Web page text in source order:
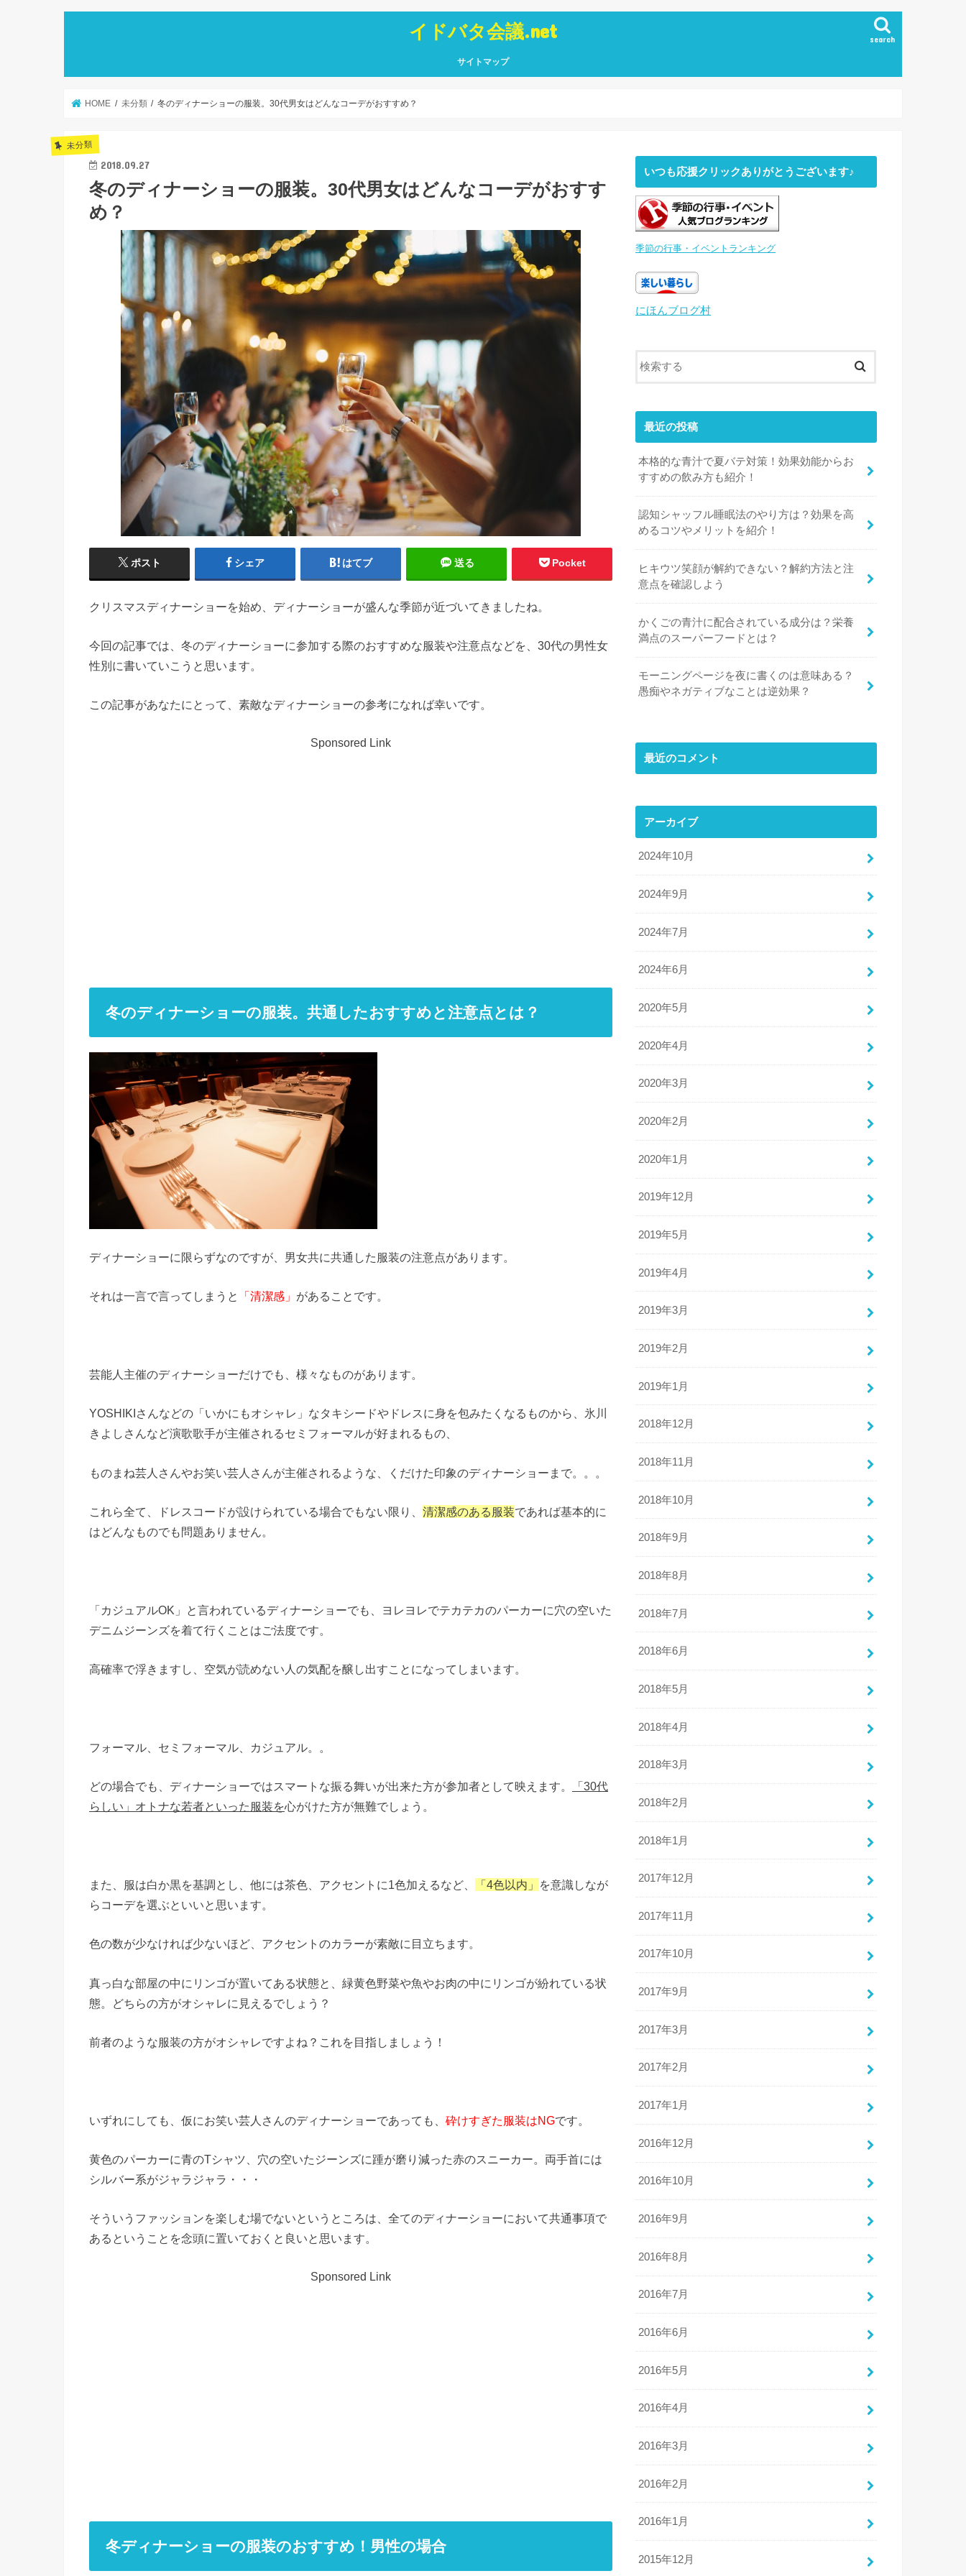
イドバタ会議.net search
サイトマップ
HOME 未分類 冬のディナーショーの服装。30代男女はどんなコーデがおすすめ？
未分類
2018.09.27
冬のディナーショーの服装。30代男女はどんなコーデがおすす
め？
ポスト シェア はてブ 送る Pocket
クリスマスディナーショーを始め、ディナーショーが盛んな季節が近づいてきましたね。
今回の記事では、冬のディナーショーに参加する際のおすすめな服装や注意点などを、30代の男性女
性別に書いていこうと思います。
この記事があなたにとって、素敵なディナーショーの参考になれば幸いです。
Sponsored Link
冬のディナーショーの服装。共通したおすすめと注意点とは？
ディナーショーに限らずなのですが、男女共に共通した服装の注意点があります。
それは一言で言ってしまうと 「清潔感」 があることです。
芸能人主催のディナーショーだけでも、様々なものがあります。
YOSHIKIさんなどの「いかにもオシャレ」なタキシードやドレスに身を包みたくなるものから、氷川
きよしさんなど演歌歌手が主催されるセミフォーマルが好まれるもの、
ものまね芸人さんやお笑い芸人さんが主催されるような、くだけた印象のディナーショーまで。。。
これら全て、ドレスコードが設けられている場合でもない限り、 清潔感のある服装であれば基本的に
はどんなものでも問題ありません。
「カジュアルOK」と言われているディナーショーでも、ヨレヨレでテカテカのパーカーに穴の空いた
デニムジーンズを着て行くことはご法度です。
高確率で浮きますし、空気が読めない人の気配を醸し出すことになってしまいます。
フォーマル、セミフォーマル、カジュアル。。
どの場合でも、ディナーショーではスマートな振る舞いが出来た方が参加者として映えます。
「30代
らしい」オトナな若者といった服装を心がけた方が無難でしょう。
また、服は白か黒を基調とし、他には茶色、アクセントに1色加えるなど、 「4色以内」
を意識しなが
らコーデを選ぶといいと思います。
色の数が少なければ少ないほど、アクセントのカラーが素敵に目立ちます。
真っ白な部屋の中にリンゴが置いてある状態と、緑黄色野菜や魚やお肉の中にリンゴが紛れている状
態。どちらの方がオシャレに見えるでしょう？
前者のような服装の方がオシャレですよね？これを目指しましょう！
いずれにしても、仮にお笑い芸人さんのディナーショーであっても、 砕けすぎた服装はNGです。
黄色のパーカーに青のTシャツ、穴の空いたジーンズに踵が磨り減った赤のスニーカー。両手首には
シルバー系がジャラジャラ・・・
そういうファッションを楽しむ場でないというところは、全てのディナーショーにおいて共通事項で
あるということを念頭に置いておくと良いと思います。
Sponsored Link
冬ディナーショーの服装のおすすめ！男性の場合
いつも応援クリックありがとうございます♪
季節の行事・イベントランキング
にほんブログ村
最近の投稿
本格的な青汁で夏バテ対策！効果効能からお
すすめの飲み方も紹介！
認知シャッフル睡眠法のやり方は？効果を高
めるコツやメリットを紹介！
ヒキウツ笑顔が解約できない？解約方法と注
意点を確認しよう
かくごの青汁に配合されている成分は？栄養
満点のスーパーフードとは？
モーニングページを夜に書くのは意味ある？
愚痴やネガティブなことは逆効果？
最近のコメント
アーカイブ
2024年10月
2024年9月
2024年7月
2024年6月
2020年5月
2020年4月
2020年3月
2020年2月
2020年1月
2019年12月
2019年5月
2019年4月
2019年3月
2019年2月
2019年1月
2018年12月
2018年11月
2018年10月
2018年9月
2018年8月
2018年7月
2018年6月
2018年5月
2018年4月
2018年3月
2018年2月
2018年1月
2017年12月
2017年11月
2017年10月
2017年9月
2017年3月
2017年2月
2017年1月
2016年12月
2016年10月
2016年9月
2016年8月
2016年7月
2016年6月
2016年5月
2016年4月
2016年3月
2016年2月
2016年1月
2015年12月